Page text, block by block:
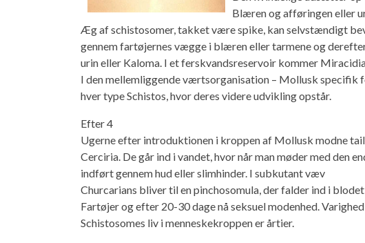
Blæren og afføringen eller
Æg af schistosomer, takket være spike, kan selvstændigt
gennem fartøjernes vægge i blæren eller tarmene og
urin eller Kaloma. I et ferskvandsreservoir kommer
I den mellemliggende værtsorganisation – Mollusk specifik
hver type Schistos, hvor deres videre udvikling opstår.
Efter 4
Ugerne efter introduktionen i kroppen af ​​Mollusk modne
Cerciria. De går ind i vandet, hvor når man møder med den
indført gennem hud eller slimhinder. I subkutant væv
Churcarians bliver til en pinchosomula, der falder ind i blodet
Fartøjer og efter 20-30 dage nå seksuel modenhed. Varighed
Schistosomes liv i menneskekroppen er årtier.